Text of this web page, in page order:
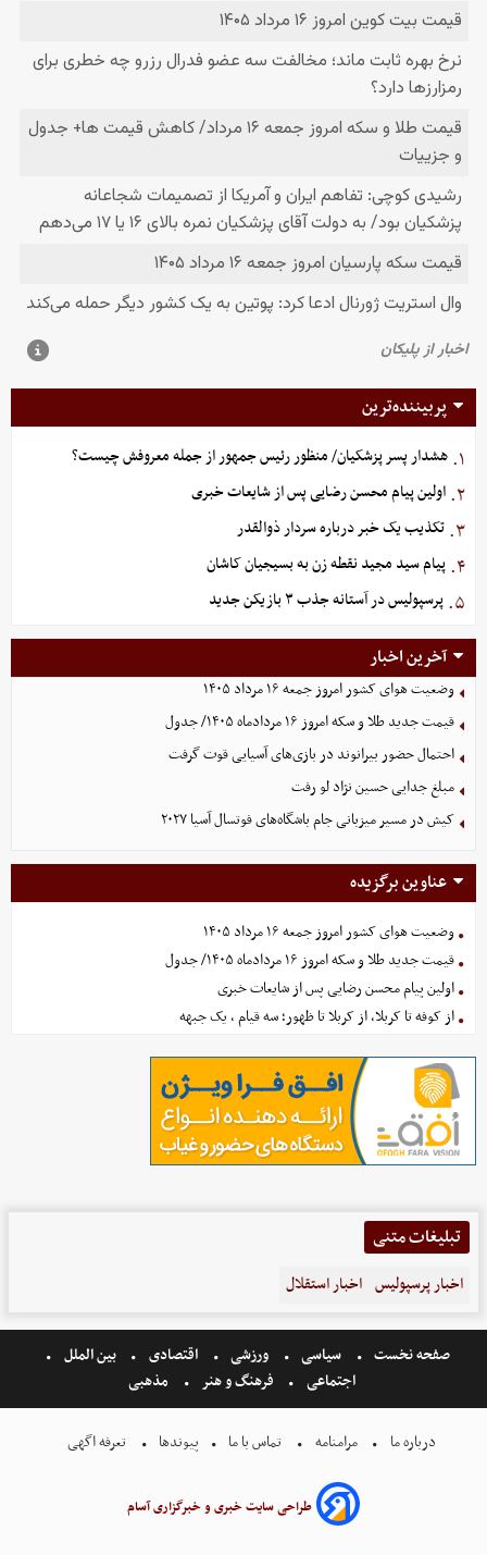
پربیننده‌ترین
۱. هشدار پسر پزشکیان/ منظور رئیس جمهور از جمله معروفش چیست؟
۲. اولین پیام محسن رضایی پس از شایعات خبری
۳. تکذیب یک خبر درباره سردار ذوالقدر
۴. پیام سید مجید نقطه زن به بسیجیان کاشان
۵. پرسپولیس در آستانه جذب ۳ بازیکن جدید
آخرین اخبار
وضعیت هوای کشور امروز جمعه ۱۶ مرداد ۱۴۰۵
قیمت جدید طلا و سکه امروز ۱۶ مردادماه ۱۴۰۵/ جدول
احتمال حضور بیرانوند در بازی‌های آسیایی قوت گرفت
مبلغ جدایی حسین نژاد لو رفت
کیش در مسیر میزبانی جام باشگاه‌های فوتسال آسیا ۲۰۲۷
عناوین برگزیده
وضعیت هوای کشور امروز جمعه ۱۶ مرداد ۱۴۰۵
قیمت جدید طلا و سکه امروز ۱۶ مردادماه ۱۴۰۵/ جدول
اولین پیام محسن رضایی پس از شایعات خبری
از کوفه تا کربلا، از کربلا تا ظهور؛ سه قیام ، یک جبهه
تبلیغات متنی
اخبار پرسپولیس اخبار استقلال
صفحه نخست سیاسی ورزشی اقتصادی
بین الملل
اجتماعی
فرهنگ و هنر مذهبی
درباره ما مرامنامه تماس با ما پیوندها تعرفه اگهی
طراحی سایت خبری و خبرگزاری آسام